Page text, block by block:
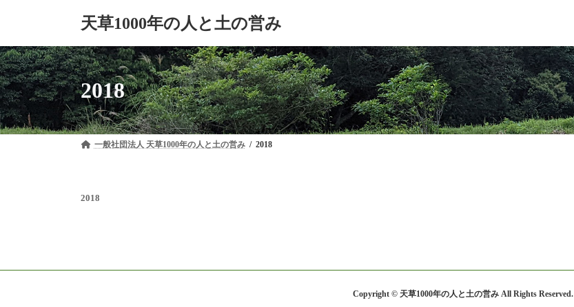
ン
ツ
へ
ス
キ
ッ
プ
ー
シ
ョ
ン
に
移
動
天草1000年の人と土の営み
2018
一般社団法人 天草1000年の人と土の営み 2018
2018
Copyright © 天草1000年の人と土の営み All Rights Reserved.